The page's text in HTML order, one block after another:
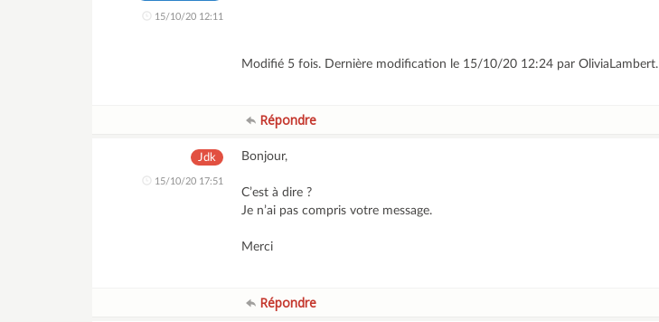
15/10/20 12:11
Modifié 5 fois. Dernière modification le 15/10/20 12:24 par OliviaLambert.
Répondre
Jdk
15/10/20 17:51
Bonjour,
C’est à dire ?
Je n’ai pas compris votre message.
Merci
Répondre